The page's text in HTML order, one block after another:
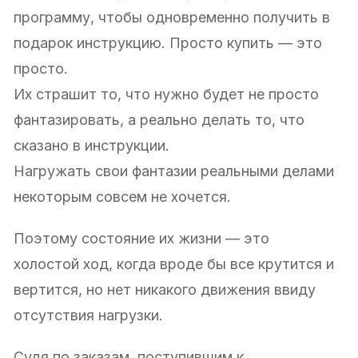
программу, чтобы одновременно получить в
подарок инструкцию. Просто купить — это
просто.
Их страшит то, что нужно будет не просто
фантазировать, а реально делать то, что
сказано в инструкции.
Нагружать свои фантазии реальными делами
некоторым совсем не хочется.
Поэтому состояние их жизни — это
холостой ход, когда вроде бы все крутится и
вертится, но нет никакого движения ввиду
отсутствия нагрузки.